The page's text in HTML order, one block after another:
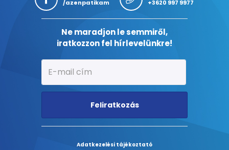
/azenpatikam +3620 997 9977
Ne maradjon le semmiről,
iratkozzon fel hírlevelünkre!
Feliratkozás
Adatkezelési tájékoztató